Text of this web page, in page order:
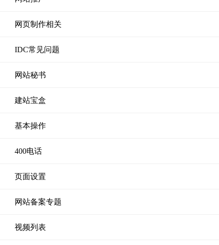
网页制作相关
IDC常见问题
网站秘书
建站宝盒
基本操作
400电话
页面设置
网站备案专题
视频列表